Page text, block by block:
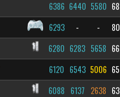
6386 6440 5580
6293 - -
6280 6283 5658
6120 6543 5006
6088 6137 2638